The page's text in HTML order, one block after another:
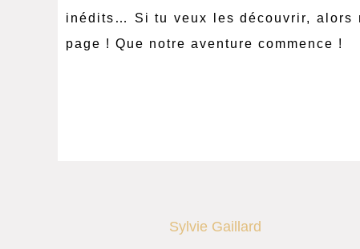
inédits… Si tu veux les découvrir, alors
page ! Que notre aventure commence !
Sylvie Gaillard